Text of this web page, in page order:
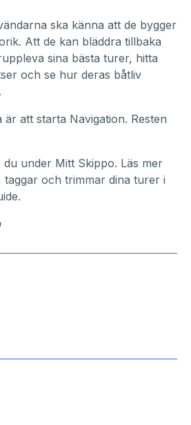
ska känna att de bygger
Att de kan bläddra tillbaka
sina bästa turer, hitta
och se hur deras båtliv
att starta Navigation. Resten
du under Mitt Skippo. Läs mer
och trimmar dina turer i
.